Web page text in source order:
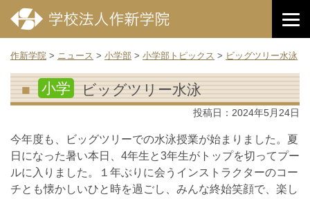
作新学院 > ニュース > 小学部 > 小学部トピックス > ビッグツリー水泳
小学 ビッグツリー水泳
投稿日： 2024年5月24日
今年度も、ビッグツリーでの水泳授業が始まりました。夏
日になった暑い本日、4年生と3年生がトップを切ってプー
ルに入りました。１年ぶりに会うインストラクターのコー
チとも懐かしいひと時を過ごし、みんな終始笑顔で、楽し